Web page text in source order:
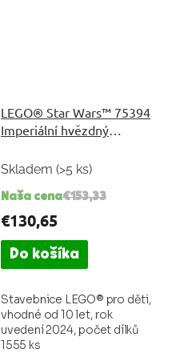
LEGO® Star Wars™ 75394
Imperiální hvězdný
Skladem (>5 ks)
€153,33
Naša cena
€130,65
Do košíka
Stavebnice LEGO® pro děti,
vhodné od 10 let, rok
uvedení 2024, počet dílků
1555 ks